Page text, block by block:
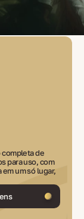
completa de
para uso, com
um só lugar,